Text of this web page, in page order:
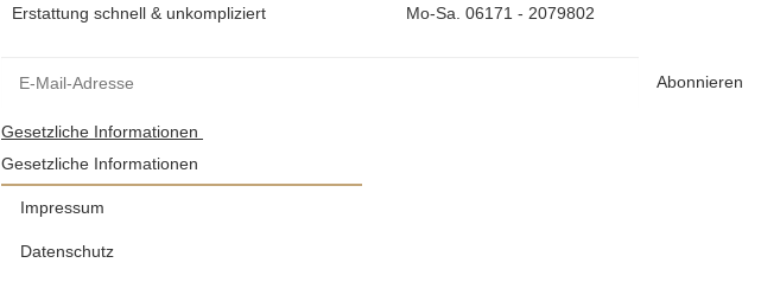
Erstattung schnell & unkompliziert
Mo-Sa. 06171 - 2079802
Abonnieren
Gesetzliche Informationen
Gesetzliche Informationen
Impressum
Datenschutz